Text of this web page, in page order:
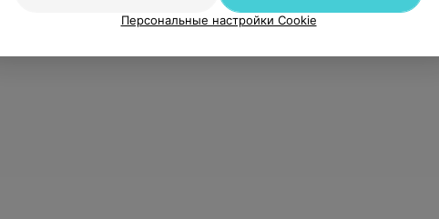
Персональные настройки Cookie